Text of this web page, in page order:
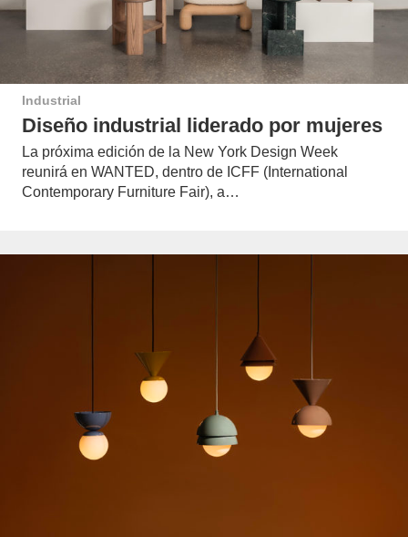
Industrial
Diseño industrial liderado por mujeres
La próxima edición de la New York Design Week
reunirá en WANTED, dentro de ICFF (International
Contemporary Furniture Fair), a…